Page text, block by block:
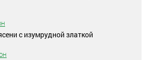
с изумрудной златкой